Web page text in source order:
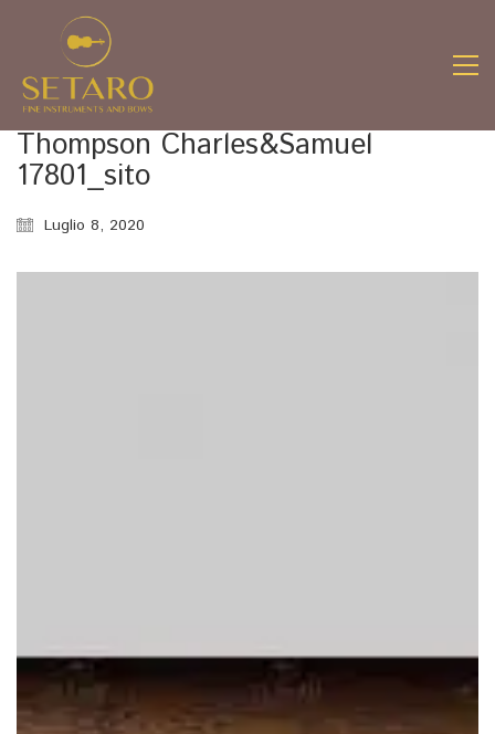
Thompson Charles&Samuel
17801_sito
Luglio 8, 2020